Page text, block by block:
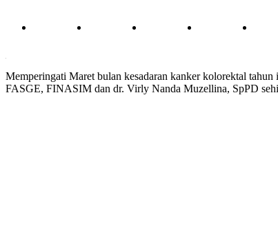
Memperingati Maret bulan kesadaran kanker kolorektal
FASGE, FINASIM dan dr. Virly Nanda Muzellina, SpPD